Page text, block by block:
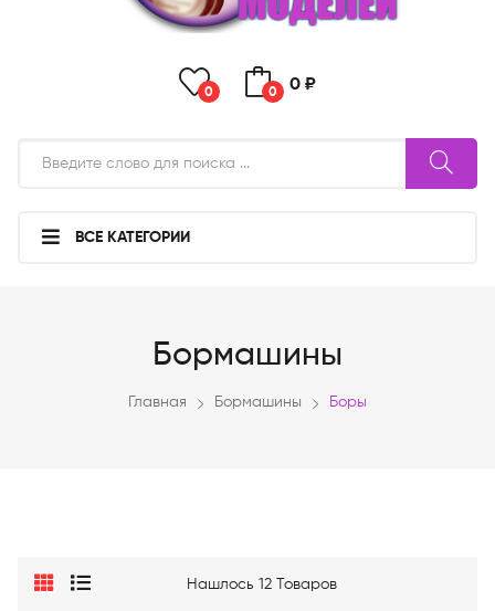
0 0 0 ₽
ВСЕ КАТЕГОРИИ
Бормашины
Главная Бормашины Боры
Нашлось 12 Товаров